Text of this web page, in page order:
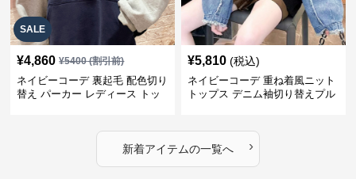
SALE
¥4,860 ¥5400(割引前)
ネイビーコーデ 裏起毛 配色切り
替え パーカー レディース トッ
¥5,810 (税込)
ネイビーコーデ 重ね着風ニット
トップス デニム袖切り替えプル
新着アイテムの一覧へ ›